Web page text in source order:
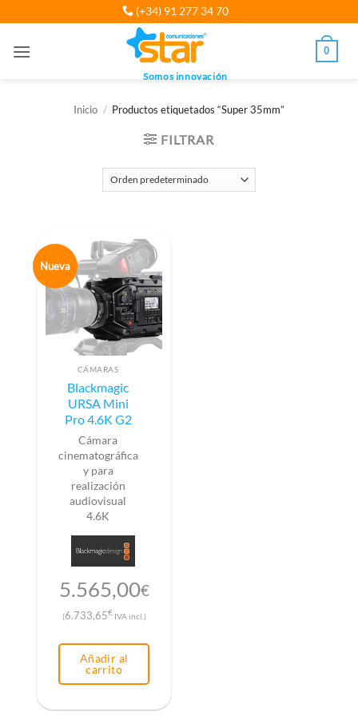
al
(+34) 91 277 34 70
Somos innovación
0
Inicio / Productos etiquetados “Super 35mm”
FILTRAR
Nueva
CÁMARAS
Blackmagic
URSA Mini
Pro 4.6K G2
Cámara
cinematográfica
y para
realización
audiovisual
4.6K
5.565,00€
(6.733,65€IVA incl.)
Añadir al
carrito